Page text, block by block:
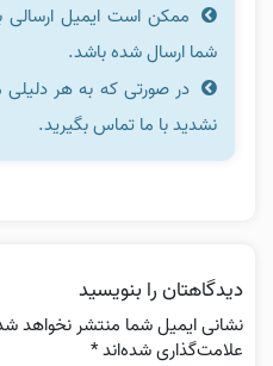
شما ارسال شده باشد.
در صورتی که به هر دلیلی
نشدید با ما تماس بگیرید.
دیدگاهتان را بنویسید
نشانی ایمیل شما منتشر نخواهد
علامت‌گذاری شده‌اند*